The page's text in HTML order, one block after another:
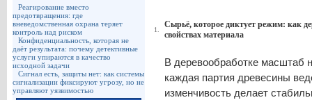
Реагирование вместо
предотвращения: где
вневедомственная охрана теряет
контроль над риском
Конфиденциальность, которая не
даёт результата: почему детективные
услуги упираются в качество
исходной задачи
Сигнал есть, защиты нет: как системы
сигнализации фиксируют угрозу, но не
управляют уязвимостью
1.
Сырьё, которое диктует режим: как
свойствах материала
В деревообработке масштаб
каждая партия древесины
изменчивость делает